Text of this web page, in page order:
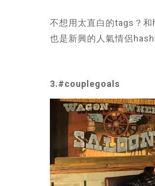
不想用太直白的tags？
也是新興的人氣情侶
3.#couplegoals